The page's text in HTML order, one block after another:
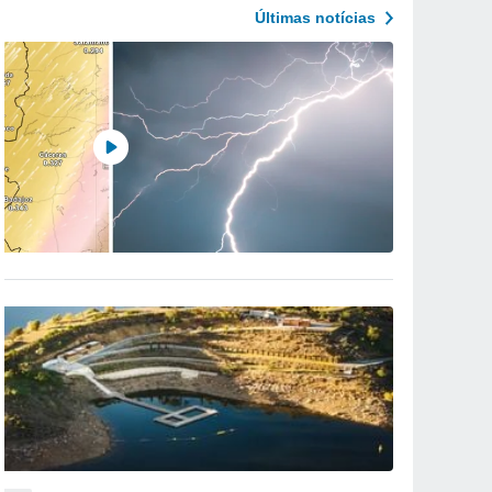
Últimas notícias